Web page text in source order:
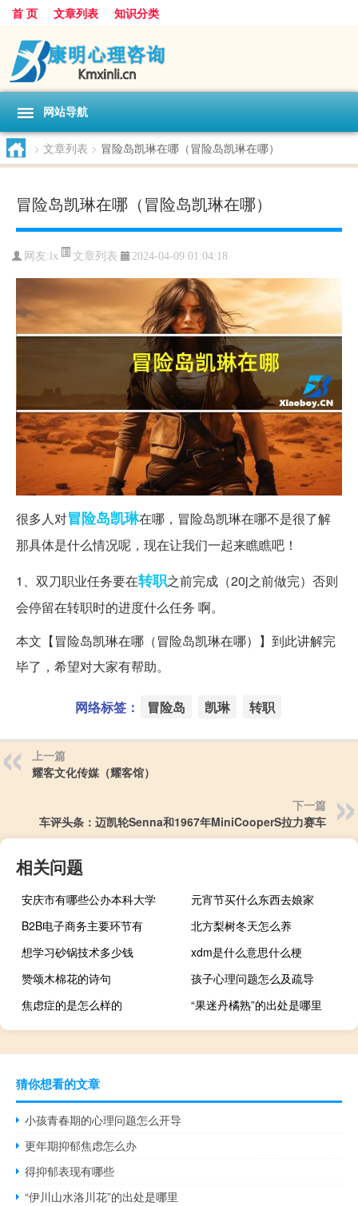
首 页 文章列表 知识分类
网站导航
> 文章列表 > 冒险岛凯琳在哪（冒险岛凯琳在哪）
冒险岛凯琳在哪（冒险岛凯琳在哪）
网友: lx 文章列表 2024-04-09 01:04:18
很多人对冒险岛凯琳在哪，冒险岛凯琳在哪不是很了解
那具体是什么情况呢，现在让我们一起来瞧瞧吧！
1、双刀职业任务要在转职之前完成（20j之前做完）否则
会停留在转职时的进度什么任务 啊。
本文【冒险岛凯琳在哪（冒险岛凯琳在哪）】到此讲解完
毕了，希望对大家有帮助。
网络标签： 冒险岛 凯琳 转职
上一篇
耀客文化传媒（耀客馆）
下一篇
车评头条：迈凯轮Senna和1967年MiniCooperS拉力赛车
相关问题
安庆市有哪些公办本科大学
元宵节买什么东西去娘家
B2B电子商务主要环节有
北方梨树冬天怎么养
想学习砂锅技术多少钱
xdm是什么意思什么梗
赞颂木棉花的诗句
孩子心理问题怎么及疏导
焦虑症的是怎么样的
“果迷丹橘熟”的出处是哪里
猜你想看的文章
小孩青春期的心理问题怎么开导
更年期抑郁焦虑怎么办
得抑郁表现有哪些
“伊川山水洛川花”的出处是哪里